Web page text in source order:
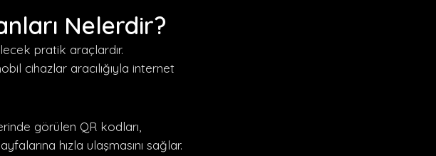
Nelerdir?
pratik araçlardır.
cihazlar aracılığıyla internet
görülen QR kodları,
hızla ulaşmasını sağlar.